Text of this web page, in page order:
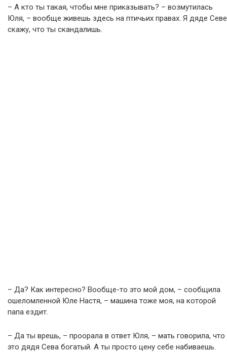
– А кто ты такая, чтобы мне приказывать? – возмутилась
Юля, – вообще живешь здесь на птичьих правах. Я дяде Севе
скажу, что ты скандалишь.
– Да? Как интересно? Вообще-то это мой дом, – сообщила
ошеломленной Юле Настя, – машина тоже моя, на которой
папа ездит.
– Да ты врешь, – проорала в ответ Юля, – мать говорила, что
это дядя Сева богатый. А ты просто цену себе набиваешь.